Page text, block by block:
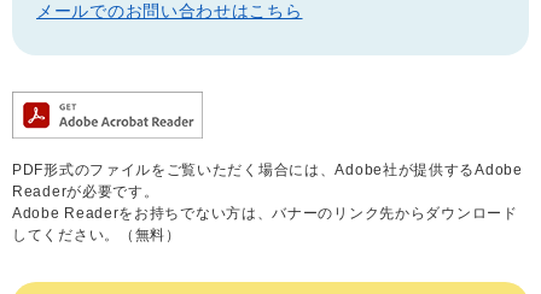
メールでのお問い合わせはこちら
PDF形式のファイルをご覧いただく場合には、Adobe社が提供するAdobe
Readerが必要です。
Adobe Readerをお持ちでない方は、バナーのリンク先からダウンロード
してください。（無料）